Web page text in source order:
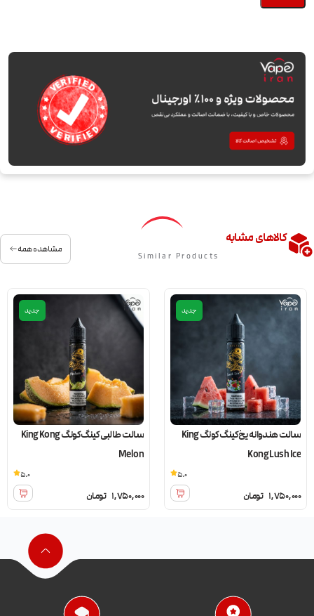
کالاهای مشابه
Similar Products
مشاهده همه
جدید
سالت هندوانه یخ کینگ کونگ King
Kong Lush Ice
1,750,000 تومان
5.0
جدید
سالت طالبی کینگ کونگ King Kong
Melon
1,750,000 تومان
5.0